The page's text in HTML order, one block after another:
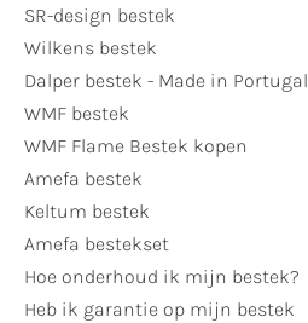
SR-design bestek
Wilkens bestek
Dalper bestek - Made in Portugal
WMF bestek
WMF Flame Bestek kopen
Amefa bestek
Keltum bestek
Amefa bestekset
Hoe onderhoud ik mijn bestek?
Heb ik garantie op mijn bestek